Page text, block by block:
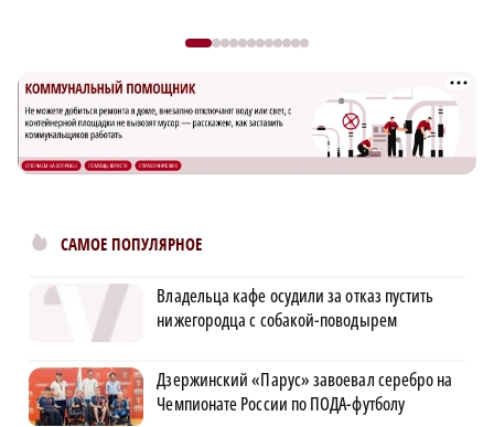
САМОЕ ПОПУЛЯРНОЕ
Владельца кафе осудили за отказ пустить
нижегородца с собакой-поводырем
Дзержинский «Парус» завоевал серебро на
Чемпионате России по ПОДА-футболу